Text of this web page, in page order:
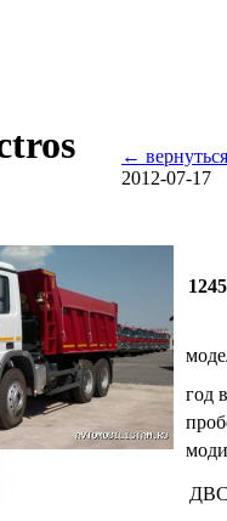
← вернуться
2012-07-17
год